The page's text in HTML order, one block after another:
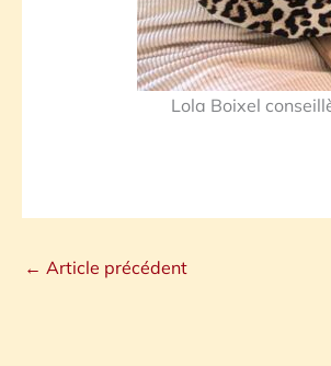
Lola Boixel
← Article précédent